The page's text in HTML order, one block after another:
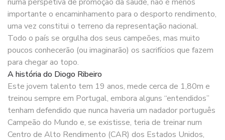
importante o encaminhamento para o desporto rendimento,
uma vez constitui o terreno da representação nacional.
Todo o país se orgulha dos seus campeões, mas muito
poucos conhecerão (ou imaginarão) os sacrifícios que fazem
para chegar ao topo.
A história do Diogo Ribeiro
Este jovem talento tem 19 anos, mede cerca de 1,80m e
treinou sempre em Portugal, embora alguns “entendidos”
tenham defendido que nunca haveria um nadador português
Campeão do Mundo e, se existisse, teria de treinar num
Centro de Alto Rendimento (CAR) dos Estados Unidos,